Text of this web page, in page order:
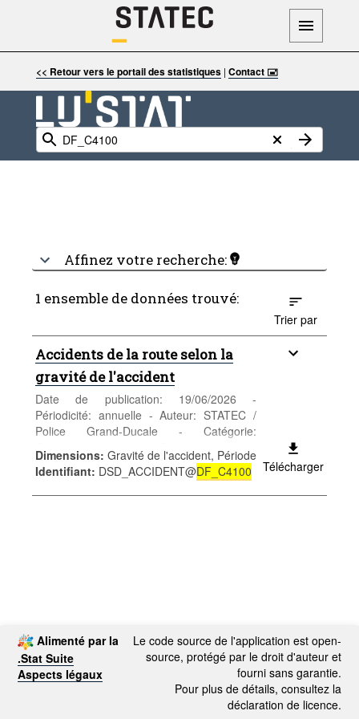
<< Retour vers le portail des statistiques| Contact 🖃
Affinez votre recherche:
1 ensemble de données trouvé:
Trier par
Accidents de la route selon la
gravité de l'accident
Date de publication: 19/06/2026 -
Périodicité: annuelle - Auteur: STATEC /
Police Grand-Ducale - Catégorie:
Conditions sociales - Santé et sécurité
sociale - Mots-clés: accident, circulation
*** Remplace tableDF_C4100***
Dimensions: Gravité de l'accident, Période
Identifiant: DSD_ACCIDENT@DF_C4100 Télécharger
Alimenté par la
.Stat Suite
Aspects légaux
Le code source de l'application est open-
source, protégé par le droit d'auteur et
fourni sans garantie.
Pour plus de détails, consultez la
déclaration de licence.